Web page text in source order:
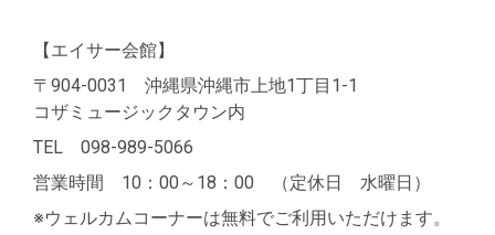
【エイサー会館】
〒904-0031 沖縄県沖縄市上地1丁目1-1
コザミュージックタウン内
TEL 098-989-5066
営業時間 10：00～18：00 （定休日 水曜日）
※ウェルカムコーナーは無料でご利用いただけます。